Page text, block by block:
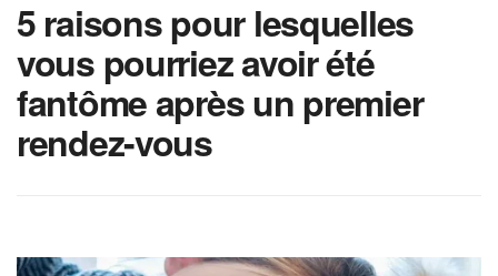
5 raisons pour lesquelles
vous pourriez avoir été
fantôme après un premier
rendez-vous